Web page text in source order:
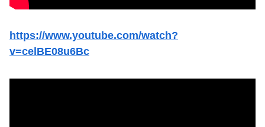
https://www.youtube.com/watch?
v=celBE08u6Bc